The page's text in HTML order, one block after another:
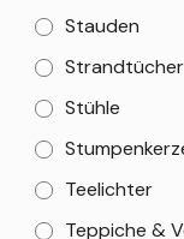
Stauden
Strandtücher
Stühle
Teelichter
Teppiche &